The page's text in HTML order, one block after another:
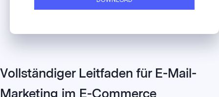
Vollständiger Leitfaden für E-Mail-
Marketing im E-Commerce